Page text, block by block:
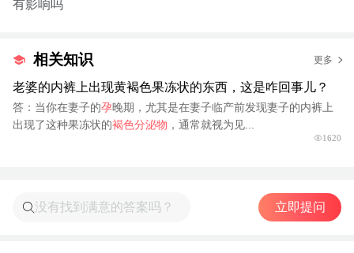
有影响吗
相关知识 更多
老婆的内裤上出现黄褐色果冻状的东西，这是咋回事儿？
答：当你在妻子的孕晚期，尤其是在妻子临产前发现妻子的内裤上
出现了这种果冻状的褐色分泌物 ，通常就视为见...
1620
立即提问